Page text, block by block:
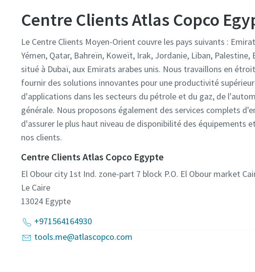
Centre Clients Atlas Copco
Le Centre Clients Moyen-Orient couvre les pays suivants :
Yémen, Qatar, Bahreïn, Koweït, Irak, Jordanie, Liban,
situé à Dubaï, aux Emirats arabes unis. Nous travaillons en
fournir des solutions innovantes pour une productivité
d'applications dans les secteurs du pétrole et du gaz, de
générale. Nous proposons également des services complets
d'assurer le plus haut niveau de disponibilité des équipements
nos clients.
Centre Clients Atlas Copco Egypte
El Obour city 1st Ind. zone-part 7 block P.O. El Obour market
Le Caire
13024 Egypte
+971564164930
tools.me@atlascopco.com